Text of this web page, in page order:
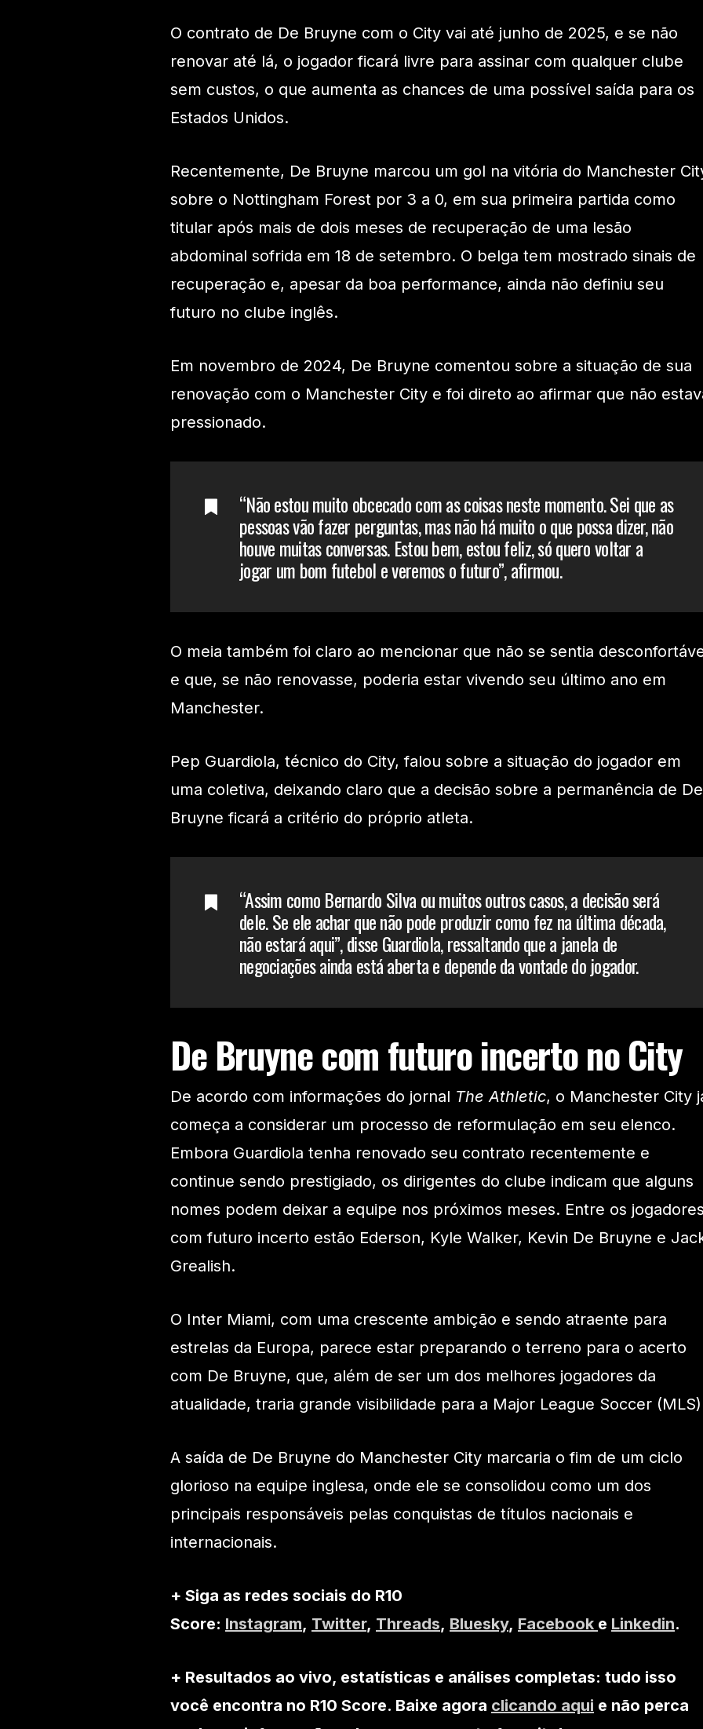
O contrato de De Bruyne com o City vai até junho de 2025, e se não
renovar até lá, o jogador ficará livre para assinar com qualquer clube
sem custos, o que aumenta as chances de uma possível saída para os
Estados Unidos.
Recentemente, De Bruyne marcou um gol na vitória do Manchester
sobre o Nottingham Forest por 3 a 0, em sua primeira partida como
titular após mais de dois meses de recuperação de uma lesão
abdominal sofrida em 18 de setembro. O belga tem mostrado sinais de
recuperação e, apesar da boa performance, ainda não definiu seu
futuro no clube inglês.
Em novembro de 2024, De Bruyne comentou sobre a situação de sua
renovação com o Manchester City e foi direto ao afirmar que não
pressionado.
“Não estou muito obcecado com as coisas neste momento. Sei que as
pessoas vão fazer perguntas, mas não há muito o que possa dizer, não
houve muitas conversas. Estou bem, estou feliz, só quero voltar a
jogar um bom futebol e veremos o futuro”, afirmou.
O meia também foi claro ao mencionar que não se sentia
e que, se não renovasse, poderia estar vivendo seu último ano em
Manchester.
Pep Guardiola, técnico do City, falou sobre a situação do jogador em
uma coletiva, deixando claro que a decisão sobre a permanência de De
Bruyne ficará a critério do próprio atleta.
“Assim como Bernardo Silva ou muitos outros casos, a decisão será
dele. Se ele achar que não pode produzir como fez na última década,
não estará aqui”, disse Guardiola, ressaltando que a janela de
negociações ainda está aberta e depende da vontade do jogador.
De Bruyne com futuro incerto no City
De acordo com informações do jornal The Athletic, o Manchester City
começa a considerar um processo de reformulação em seu elenco.
Embora Guardiola tenha renovado seu contrato recentemente e
continue sendo prestigiado, os dirigentes do clube indicam que alguns
nomes podem deixar a equipe nos próximos meses. Entre os
com futuro incerto estão Ederson, Kyle Walker, Kevin De Bruyne e
Grealish.
O Inter Miami, com uma crescente ambição e sendo atraente para
estrelas da Europa, parece estar preparando o terreno para o acerto
com De Bruyne, que, além de ser um dos melhores jogadores da
atualidade, traria grande visibilidade para a Major League Soccer
A saída de De Bruyne do Manchester City marcaria o fim de um ciclo
glorioso na equipe inglesa, onde ele se consolidou como um dos
principais responsáveis pelas conquistas de títulos nacionais e
internacionais.
+ Siga as redes sociais do R10
Score: Instagram, Twitter, Threads, Bluesky, Facebook e Linkedin.
+ Resultados ao vivo, estatísticas e análises completas: tudo isso
você encontra no R10 Score. Baixe agora clicando aqui e não perca